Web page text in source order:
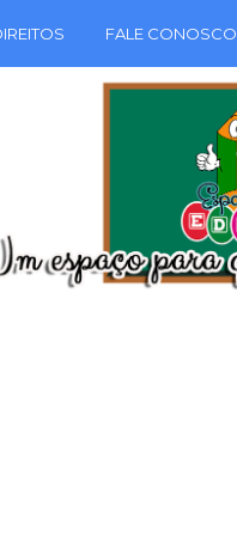
FALE CONOSCO